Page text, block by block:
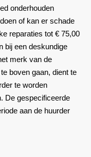
onderhouden
of kan er schade
reparaties tot € 75,00
bij een deskundige
merk van de
boven gaan, dient te
te worden
De gespecificeerde
aan de huurder